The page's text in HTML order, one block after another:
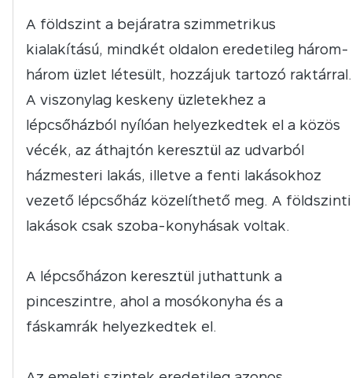
A földszint a bejáratra szimmetrikus
kialakítású, mindkét oldalon eredetileg három-
három üzlet létesült, hozzájuk tartozó raktárral.
A viszonylag keskeny üzletekhez a
lépcsőházból nyílóan helyezkedtek el a közös
vécék, az áthajtón keresztül az udvarból
házmesteri lakás, illetve a fenti lakásokhoz
vezető lépcsőház közelíthető meg. A földszinti
lakások csak szoba-konyhásak voltak.
A lépcsőházon keresztül juthattunk a
pinceszintre, ahol a mosókonyha és a
fáskamrák helyezkedtek el.